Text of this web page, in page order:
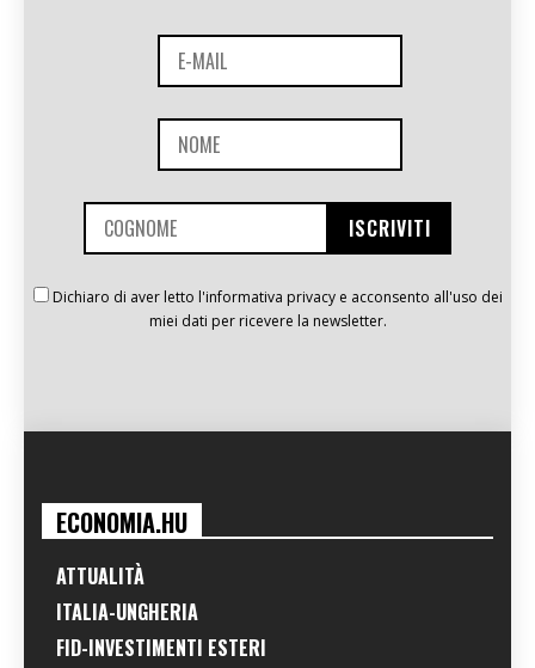
Dichiaro di aver letto l'informativa privacy e acconsento all'uso dei
miei dati per ricevere la newsletter.
ECONOMIA.HU
ATTUALITÀ
ITALIA-UNGHERIA
FID-INVESTIMENTI ESTERI